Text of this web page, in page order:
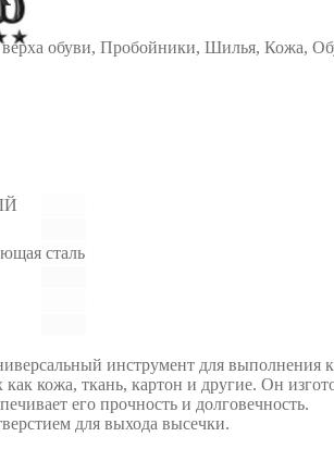
обуви, Пробойники, Шилья, Кожа,
сталь
инструмент для выполнения
кожа, ткань, картон и другие. Он
его прочность и долговечность.
для выхода высечки.